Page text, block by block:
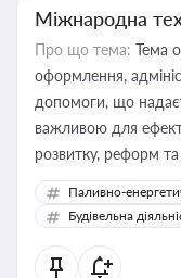
Міжнародна
Про що тема: Тема
оформлення,
допомоги, що
важливою для
розвитку, реформ
Паливно-
Будівельна